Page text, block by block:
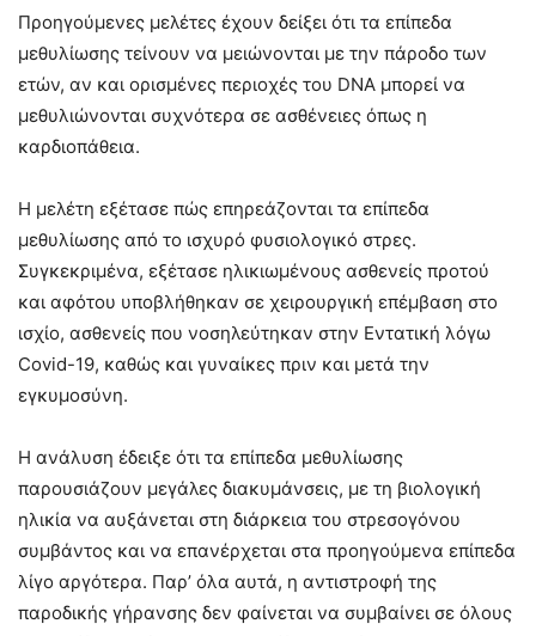
Προηγούμενες μελέτες έχουν δείξει ότι τα επίπεδα
μεθυλίωσης τείνουν να μειώνονται με την πάροδο των
ετών, αν και ορισμένες περιοχές του DNA μπορεί να
μεθυλιώνονται συχνότερα σε ασθένειες όπως η
καρδιοπάθεια.
Η μελέτη εξέτασε πώς επηρεάζονται τα επίπεδα
μεθυλίωσης από το ισχυρό φυσιολογικό στρες.
Συγκεκριμένα, εξέτασε ηλικιωμένους ασθενείς προτού
και αφότου υποβλήθηκαν σε χειρουργική επέμβαση στο
ισχίο, ασθενείς που νοσηλεύτηκαν στην Εντατική λόγω
Covid-19, καθώς και γυναίκες πριν και μετά την
εγκυμοσύνη.
Η ανάλυση έδειξε ότι τα επίπεδα μεθυλίωσης
παρουσιάζουν μεγάλες διακυμάνσεις, με τη βιολογική
ηλικία να αυξάνεται στη διάρκεια του στρεσογόνου
συμβάντος και να επανέρχεται στα προηγούμενα επίπεδα
λίγο αργότερα. Παρ’ όλα αυτά, η αντιστροφή της
παροδικής γήρανσης δεν φαίνεται να συμβαίνει σε όλους